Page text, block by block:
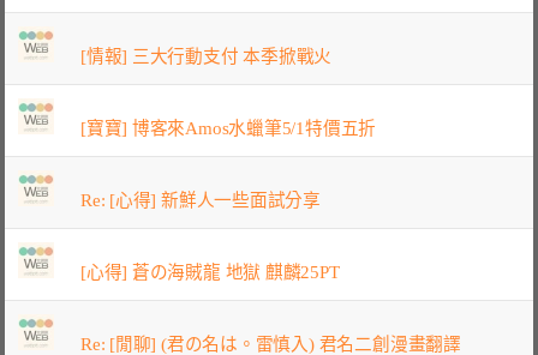
[情報] 三大行動支付 本季掀戰火
[寶寶] 博客來Amos水蠟筆5/1特價五折
Re: [心得] 新鮮人一些面試分享
[心得] 蒼の海賊龍 地獄 麒麟25PT
Re: [閒聊] (君の名は。雷慎入) 君名二創漫畫翻譯